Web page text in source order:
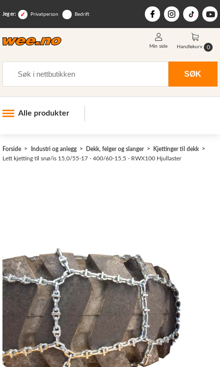
Jeg er: Privatperson Bedrift
SØK
Min side Handlekurv 0
Alle produkter
Skogsutstyr
Tilbud
Lagertømming
Aktuelt
Kundeservice
Leasing
Forside Industri og anlegg Dekk, felger og slanger
Kjettinger til dekk
Lett kjetting til snø/is 15,0/55-17 - 400/60-15,5 - RWX100 Hjullaster